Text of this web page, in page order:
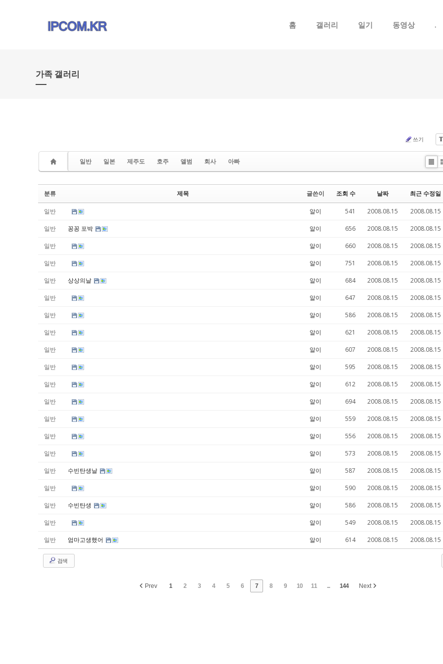
홈 갤러리 일기 동영상 .
가족 갤러리
T
쓰기
일반 일본 제주도 호주 앨범 회사
아빠
List
분류 제목 글쓴이 조회 수 날짜 최근 수정일
일반 알이 541 2008.08.15 2008.08.15
일반 꽁꽁 포박 알이 656 2008.08.15 2008.08.15
일반 알이 660 2008.08.15 2008.08.15
일반 알이 751 2008.08.15 2008.08.15
일반 상상의날 알이 684 2008.08.15 2008.08.15
일반 알이 647 2008.08.15 2008.08.15
일반 알이 586 2008.08.15 2008.08.15
일반 알이 621 2008.08.15 2008.08.15
일반 알이 607 2008.08.15 2008.08.15
일반 알이 595 2008.08.15 2008.08.15
일반 알이 612 2008.08.15 2008.08.15
일반 알이 694 2008.08.15 2008.08.15
일반 알이 559 2008.08.15 2008.08.15
일반 알이 556 2008.08.15 2008.08.15
일반 알이 573 2008.08.15 2008.08.15
일반 수빈탄생날 알이 587 2008.08.15 2008.08.15
일반 알이 590 2008.08.15 2008.08.15
일반 수빈탄생 알이 586 2008.08.15 2008.08.15
일반 알이 549 2008.08.15 2008.08.15
일반 엄마고생했어 알이 614 2008.08.15 2008.08.15
검색
Prev 1 2 3 4 5 6 7 8 9 10 11 ... 144 Next